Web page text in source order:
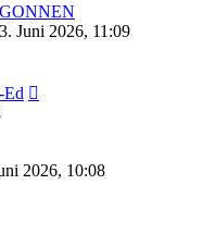
Juni 2026, 11:09
Ed
2026, 10:08